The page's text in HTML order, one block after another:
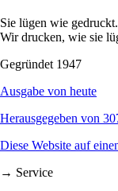
Sie lügen wie gedruckt.
Wir drucken, wie sie
Gegründet 1947
Ausgabe von heute
Herausgegeben von
Diese Website auf
→ Service